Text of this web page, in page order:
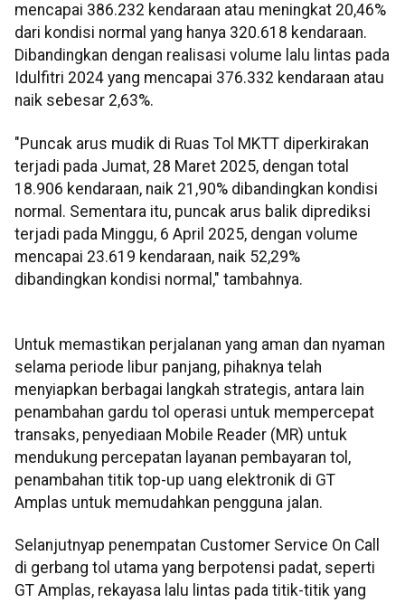
mencapai 386.232 kendaraan atau meningkat 20,46%
dari kondisi normal yang hanya 320.618 kendaraan.
Dibandingkan dengan realisasi volume lalu lintas pada
Idulfitri 2024 yang mencapai 376.332 kendaraan atau
naik sebesar 2,63%.
"Puncak arus mudik di Ruas Tol MKTT diperkirakan
terjadi pada Jumat, 28 Maret 2025, dengan total
18.906 kendaraan, naik 21,90% dibandingkan kondisi
normal. Sementara itu, puncak arus balik diprediksi
terjadi pada Minggu, 6 April 2025, dengan volume
mencapai 23.619 kendaraan, naik 52,29%
dibandingkan kondisi normal," tambahnya.
Untuk memastikan perjalanan yang aman dan nyaman
selama periode libur panjang, pihaknya telah
menyiapkan berbagai langkah strategis, antara lain
penambahan gardu tol operasi untuk mempercepat
transaks, penyediaan Mobile Reader (MR) untuk
mendukung percepatan layanan pembayaran tol,
penambahan titik top-up uang elektronik di GT
Amplas untuk memudahkan pengguna jalan.
Selanjutnyap penempatan Customer Service On Call
di gerbang tol utama yang berpotensi padat, seperti
GT Amplas, rekayasa lalu lintas pada titik-titik yang